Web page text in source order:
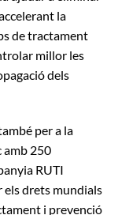
la
de tractament
millor les
dels
per a la
amb 250
RUTI
drets mundials
i prevenció